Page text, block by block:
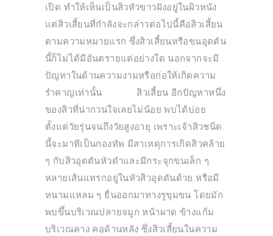
เปิด ทำให้เห็นเป็นสิวหัวขาวฝังอยู่ในผิวหนัง
แต่สิวเสี้ยนที่กำลังจะกล่าวต่อไปนี้คือสิวเสี้ยน
ตามความหมายแรก ซึ่งสิวเสี้ยนหรือขนอุดตัน
นี้ก็ไม่ได้มีอันตรายแต่อย่างใด นอกจากจะมี
ปัญหาในด้านความงามหรือก่อให้เกิดความ
รำคาญเท่านั้น สิวเสี้ยน อีกปัญหาหนึ่ง
ของสิวที่น่ากวนใจเลยไม่น้อย พบได้บ่อย
ตั้งแต่วัยรุ่นจนถึงวัยสูงอายุ เพราะเจ้าสิวชนิด
นี้จะมาทีเป็นกองทัพ มีสาเหตุการเกิดสิวคล้าย
ๆ กับสิวอุดตันหัวดำและมีกระจุกขนเล็ก ๆ
หลายเส้นแทรกอยู่ในหัวสิวอุดตันด้วย หรือมี
หนามแหลม ๆ ยื่นออกมาทางรูขุมขน โดยมัก
พบขึ้นบริเวณปลายจมูก หน้าผาด ข้างแก้ม
บริเวณคาง คอด้านหลัง ซึ่งสิวเสี้ยนในความ